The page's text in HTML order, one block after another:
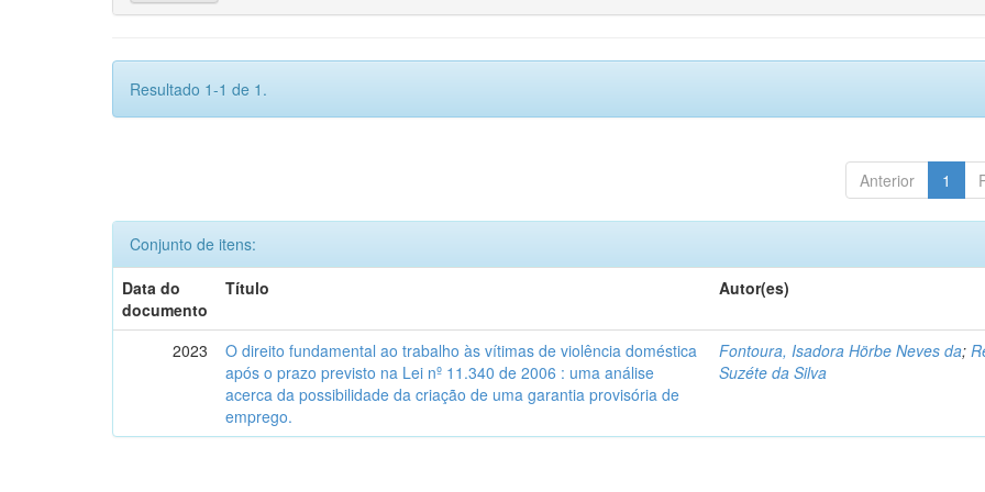
Resultado 1-1 de 1.
Anterior 1
Conjunto de itens:
Data do
documento
Título Autor(es)
2023
O direito fundamental ao trabalho às vítimas de violência doméstica
após o prazo previsto na Lei nº 11.340 de 2006 : uma análise
acerca da possibilidade da criação de uma garantia provisória de
emprego.
Fontoura, Isadora Hörbe Neves da;
Suzéte da Silva